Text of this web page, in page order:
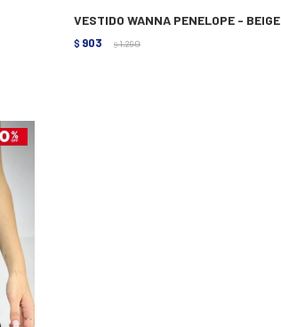
VESTIDO WANNA PENELOPE - BEIGE
$ 903 $ 1.290